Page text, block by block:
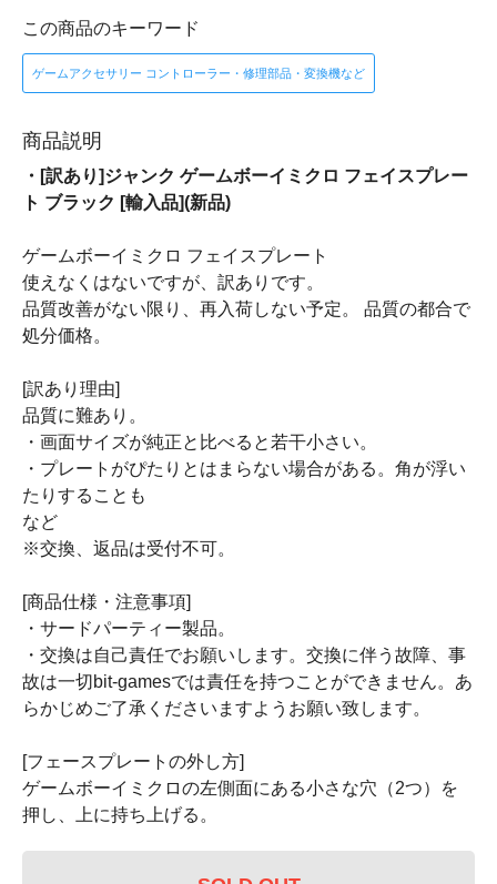
この商品のキーワード
ゲームアクセサリー コントローラー・修理部品・変換機など
商品説明
・[訳あり]ジャンク ゲームボーイミクロ フェイスプレー
ト ブラック [輸入品](新品)
ゲームボーイミクロ フェイスプレート
使えなくはないですが、訳ありです。
品質改善がない限り、再入荷しない予定。 品質の都合で
処分価格。
[訳あり理由]
品質に難あり。
・画面サイズが純正と比べると若干小さい。
・プレートがぴたりとはまらない場合がある。角が浮い
たりすることも
など
※交換、返品は受付不可。
[商品仕様・注意事項]
・サードパーティー製品。
・交換は自己責任でお願いします。交換に伴う故障、事
故は一切bit-gamesでは責任を持つことができません。あ
らかじめご了承くださいますようお願い致します。
[フェースプレートの外し方]
ゲームボーイミクロの左側面にある小さな穴（2つ）を
押し、上に持ち上げる。